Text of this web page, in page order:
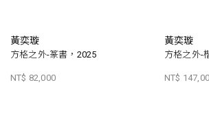
黃奕璇
方格之外-篆書，2025
NT$ 82,000
黃奕璇
方格之外-
NT$